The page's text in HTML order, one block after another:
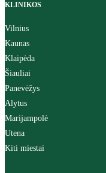
KLINIKOS
Vilnius
Kaunas
Klaipėda
Šiauliai
Panevėžys
Alytus
Marijampolė
Utena
Kiti miestai